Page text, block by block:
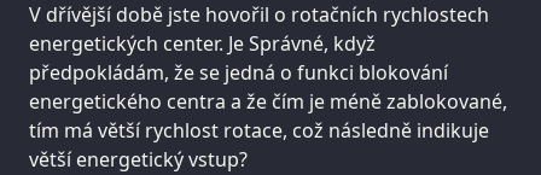
V dřívější době jste hovořil o rotačních rychlostech
energetických center. Je Správné, když
předpokládám, že se jedná o funkci blokování
energetického centra a že čím je méně zablokované,
tím má větší rychlost rotace, což následně indikuje
větší energetický vstup?